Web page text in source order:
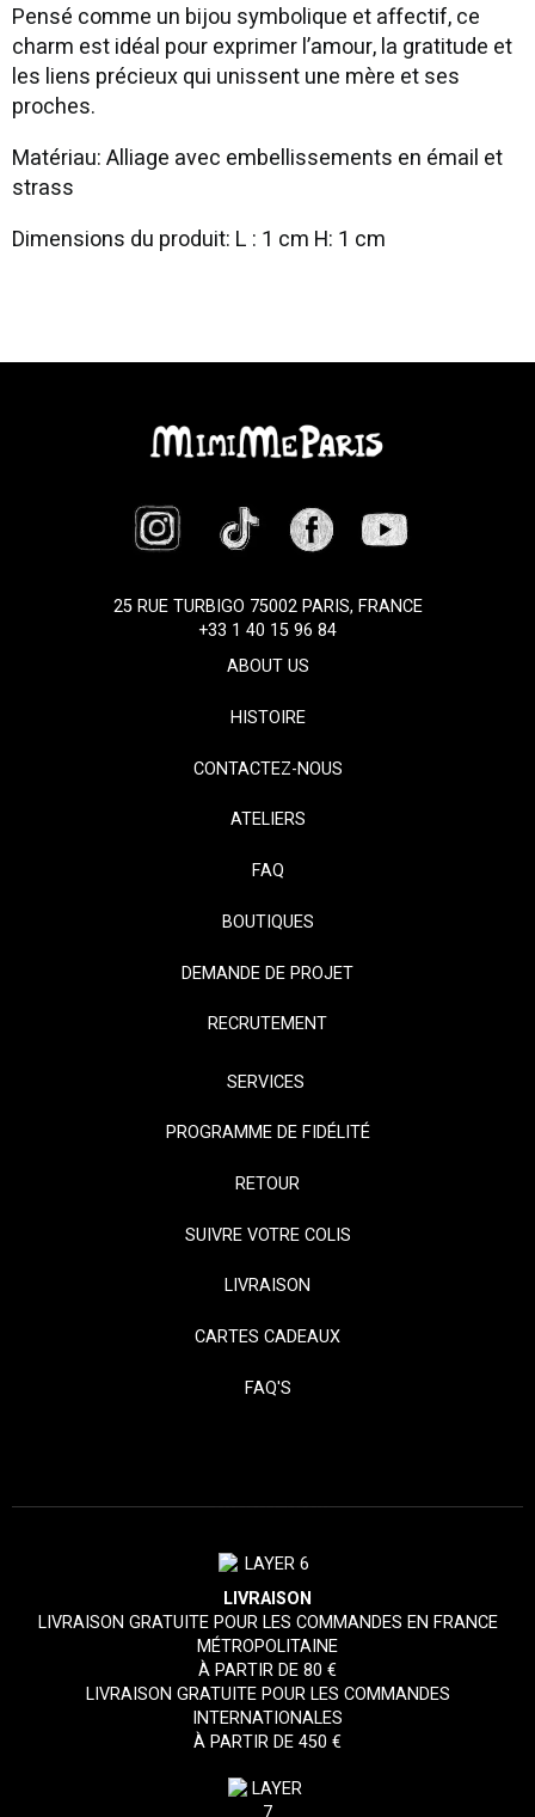
Pensé comme un bijou symbolique et affectif, ce
charm est idéal pour exprimer l’amour, la gratitude et
les liens précieux qui unissent une mère et ses
proches.
Matériau: Alliage avec embellissements en émail et
strass
Dimensions du produit: L : 1 cm H: 1 cm
25 RUE TURBIGO 75002 PARIS, FRANCE
+33 1 40 15 96 84
ABOUT US
HISTOIRE
CONTACTEZ-NOUS
ATELIERS
FAQ
BOUTIQUES
DEMANDE DE PROJET
RECRUTEMENT
SERVICES
PROGRAMME DE FIDÉLITÉ
RETOUR
SUIVRE VOTRE COLIS
LIVRAISON
CARTES CADEAUX
FAQ'S
LIVRAISON
LIVRAISON GRATUITE POUR LES COMMANDES EN FRANCE
MÉTROPOLITAINE
À PARTIR DE 80 €
LIVRAISON GRATUITE POUR LES COMMANDES
INTERNATIONALES
À PARTIR DE 450 €